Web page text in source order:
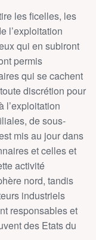
les ficelles, les
l’exploitation
qui en subiront
permis
qui se cachent
discrétion pour
l’exploitation
de sous-
mis au jour dans
et celles et
activité
nord, tandis
industriels
responsables et
des Etats du